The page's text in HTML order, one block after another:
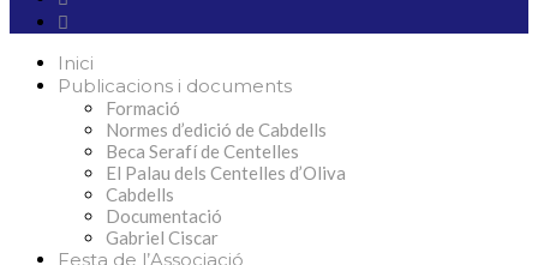
Inici
Publicacions i documents
Formació
Normes d’edició de Cabdells
Beca Serafí de Centelles
El Palau dels Centelles d’Oliva
Cabdells
Documentació
Gabriel Ciscar
Festa de l’Associació